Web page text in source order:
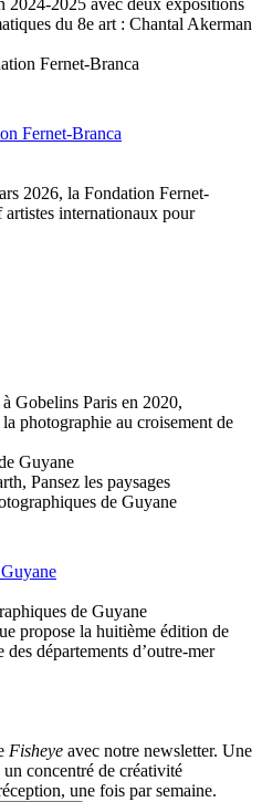
du 8e art : Chantal Akerman
Fernet-Branca
2026, la Fondation Fernet-
internationaux pour
Gobelins Paris en 2020,
photographie au croisement de
Pansez les paysages
de Guyane
de Guyane
propose la huitième édition de
départements d’outre-mer
Fisheye avec notre newsletter. Une
concentré de créativité
une fois par semaine.